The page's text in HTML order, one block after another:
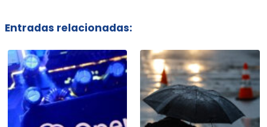
Entradas relacionadas: